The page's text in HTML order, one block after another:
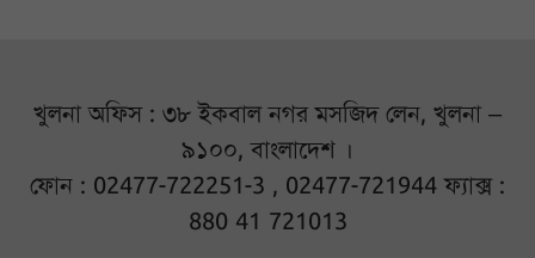
খুলনা অফিস : ৩৮ ইকবাল নগর মসজিদ লেন, খুলনা –
৯১০০, বাংলাদেশ ।
ফোন : 02477-722251-3 , 02477-721944 ফ্যাক্স :
880 41 721013